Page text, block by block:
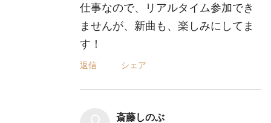
仕事なので、リアルタイム参加でき
ませんが、新曲も、楽しみにしてま
す！
返信 シェア
斎藤しのぶ